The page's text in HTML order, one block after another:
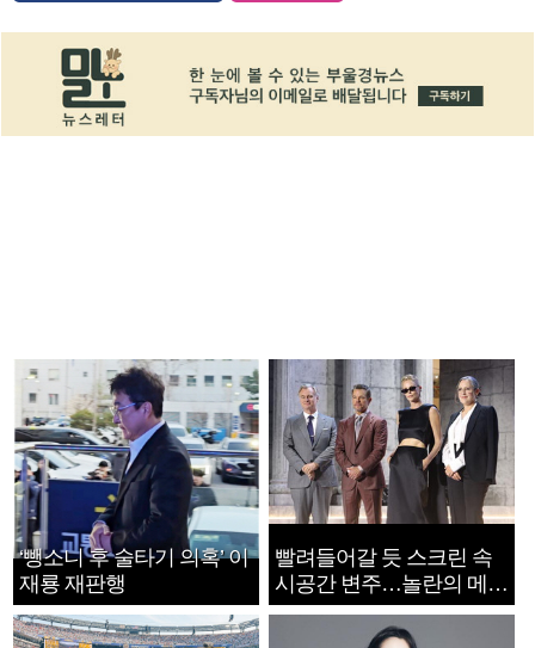
‘뺑소니 후 술타기 의혹’ 이
재룡 재판행
빨려들어갈 듯 스크린 속
시공간 변주…놀란의 메시
지는 ‘전쟁 속죄’